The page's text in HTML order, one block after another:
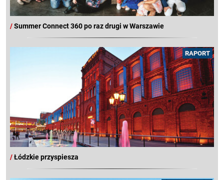
/Summer Connect 360 po raz drugi w Warszawie
RAPORT
/Łódzkie przyspiesza